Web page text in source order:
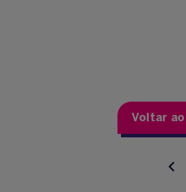
Voltar